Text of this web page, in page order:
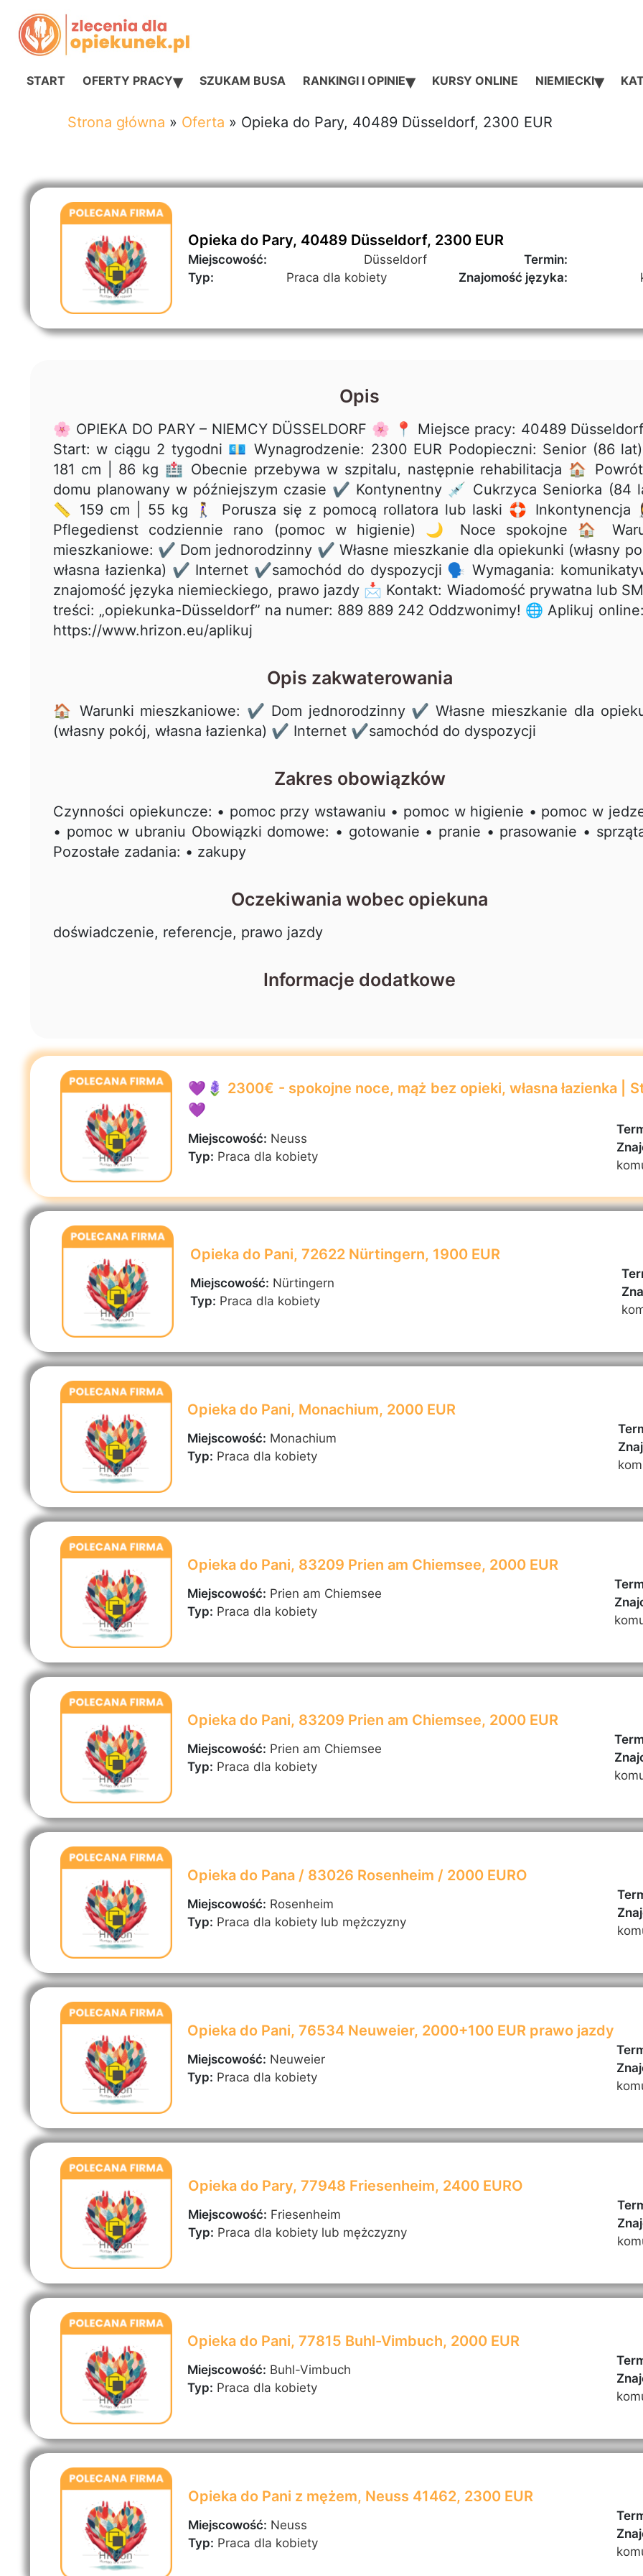
START OFERTY PRACY▾ SZUKAM BUSA RANKINGI I OPINIE▾ KURSY ONLINE NIEMIECKI▾
Strona główna » Oferta » Opieka do Pary, 40489 Düsseldorf, 2300 EUR
Opieka do Pary, 40489 Düsseldorf, 2300 EUR
Miejscowość: Düsseldorf Termin:
Typ:
Praca dla kobiety Znajomość języka:
Opis
🌸 OPIEKA DO PARY – NIEMCY DÜSSELDORF 🌸 📍 Miejsce pracy: 40489
Start: w ciągu 2 tygodni 💶 Wynagrodzenie: 2300 EUR Podopieczni: Senior (86
181 cm | 86 kg 🏥 Obecnie przebywa w szpitalu, następnie rehabilitacja 🏠
domu planowany w późniejszym czasie ✔️ Kontynentny 💉 Cukrzyca Seniorka (84
📏 159 cm | 55 kg 🚶‍♀️ Porusza się z pomocą rollatora lub laski 🛟 Inkontynencja
Pflegedienst codziennie rano (pomoc w higienie) 🌙 Noce spokojne 🏠
mieszkaniowe: ✔️ Dom jednorodzinny ✔️ Własne mieszkanie dla opiekunki (własny
własna łazienka) ✔️ Internet ✔️samochód do dyspozycji 🗣 Wymagania:
znajomość języka niemieckiego, prawo jazdy 📩 Kontakt: Wiadomość prywatna lub
treści: „opiekunka-Düsseldorf” na numer: 889 889 242 Oddzwonimy! 🌐 Aplikuj
https://www.hrizon.eu/aplikuj
Opis zakwaterowania
🏠 Warunki mieszkaniowe: ✔️ Dom jednorodzinny ✔️ Własne mieszkanie dla
(własny pokój, własna łazienka) ✔️ Internet ✔️samochód do dyspozycji
Zakres obowiązków
Czynności opiekuncze: • pomoc przy wstawaniu • pomoc w higienie • pomoc w
• pomoc w ubraniu Obowiązki domowe: • gotowanie • pranie • prasowanie •
Pozostałe zadania: • zakupy
Oczekiwania wobec opiekuna
doświadczenie, referencje, prawo jazdy
Informacje dodatkowe
💜🪻 2300€ - spokojne noce, mąż bez opieki, własna łazienka |
💜
Miejscowość: Neuss
Typ: Praca dla kobiety
Opieka do Pani, 72622 Nürtingern, 1900 EUR
Miejscowość: Nürtingern
Typ: Praca dla kobiety
Opieka do Pani, Monachium, 2000 EUR
Miejscowość: Monachium
Typ: Praca dla kobiety
Opieka do Pani, 83209 Prien am Chiemsee, 2000 EUR
Miejscowość: Prien am Chiemsee
Typ: Praca dla kobiety
Opieka do Pani, 83209 Prien am Chiemsee, 2000 EUR
Miejscowość: Prien am Chiemsee
Typ: Praca dla kobiety
Opieka do Pana / 83026 Rosenheim / 2000 EURO
Miejscowość: Rosenheim
Typ: Praca dla kobiety lub mężczyzny
Opieka do Pani, 76534 Neuweier, 2000+100 EUR prawo jazdy
Miejscowość: Neuweier
Typ: Praca dla kobiety
Opieka do Pary, 77948 Friesenheim, 2400 EURO
Miejscowość: Friesenheim
Typ: Praca dla kobiety lub mężczyzny
Opieka do Pani, 77815 Buhl-Vimbuch, 2000 EUR
Miejscowość: Buhl-Vimbuch
Typ: Praca dla kobiety
Opieka do Pani z mężem, Neuss 41462, 2300 EUR
Miejscowość: Neuss
Typ: Praca dla kobiety